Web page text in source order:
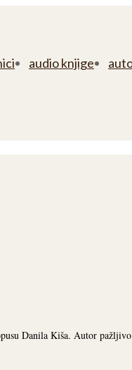
audio knjige
Danila Kiša. Autor